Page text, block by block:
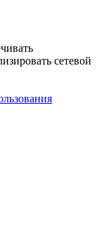
сетевой